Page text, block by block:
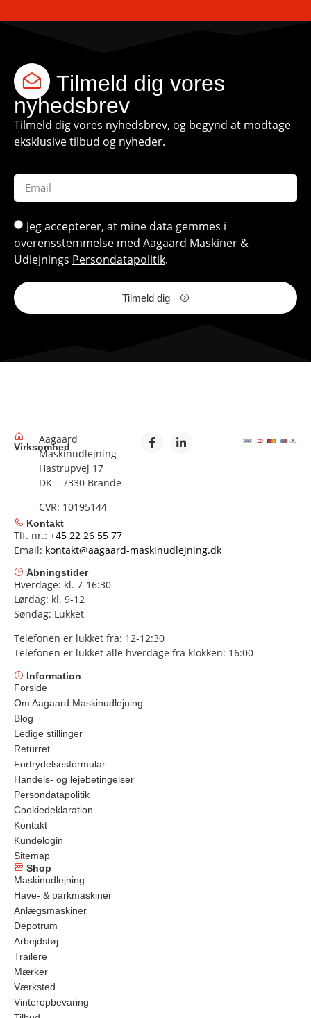
Tilmeld dig vores
nyhedsbrev
Tilmeld dig vores nyhedsbrev, og begynd at modtage
eksklusive tilbud og nyheder.
Jeg accepterer, at mine data gemmes i
overensstemmelse med Aagaard Maskiner &
Udlejnings Persondatapolitik.
Tilmeld dig
Virksomhed
Aagaard
Maskinudlejning
Hastrupvej 17
DK – 7330 Brande
CVR: 10195144
Kontakt
Tlf. nr.: +45 22 26 55 77
Email: kontakt@aagaard-maskinudlejning.dk
Åbningstider
Hverdage: kl. 7-16:30
Lørdag: kl. 9-12
Søndag: Lukket
Telefonen er lukket fra: 12-12:30
Telefonen er lukket alle hverdage fra klokken: 16:00
Information
Forside
Om Aagaard Maskinudlejning
Blog
Ledige stillinger
Returret
Fortrydelsesformular
Handels- og lejebetingelser
Persondatapolitik
Cookiedeklaration
Kontakt
Kundelogin
Sitemap
Shop
Maskinudlejning
Have- & parkmaskiner
Anlægsmaskiner
Depotrum
Arbejdstøj
Trailere
Mærker
Værksted
Vinteropbevaring